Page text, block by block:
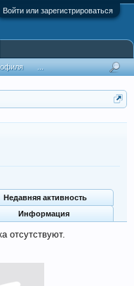
Войти или зарегистрироваться
Недавняя активность
Информация
отсутствуют.